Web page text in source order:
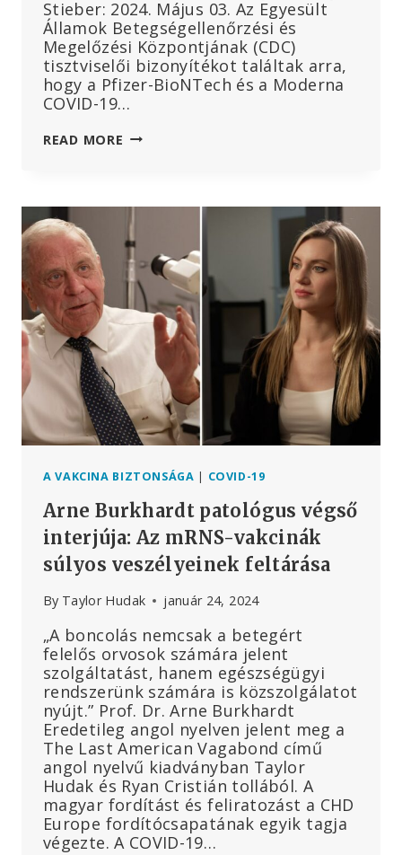
Stieber: 2024. Május 03. Az Egyesült
Államok Betegségellenőrzési és
Megelőzési Központjának (CDC)
tisztviselői bizonyítékot találtak arra,
hogy a Pfizer-BioNTech és a Moderna
COVID-19…
READ MORE EXKLUZÍV
ARRA,
HOGY
COVID-
19
VAKCINÁK
HALÁLESETEKET
OKOZTAK
A VAKCINA BIZTONSÁGA | COVID-19
Arne Burkhardt patológus végső
interjúja: Az mRNS-vakcinák
súlyos veszélyeinek feltárása
By Taylor Hudak január 24, 2024
„A boncolás nemcsak a betegért
felelős orvosok számára jelent
szolgáltatást, hanem egészségügyi
rendszerünk számára is közszolgálatot
nyújt.” Prof. Dr. Arne Burkhardt
Eredetileg angol nyelven jelent meg a
The Last American Vagabond című
angol nyelvű kiadványban Taylor
Hudak és Ryan Cristián tollából. A
magyar fordítást és feliratozást a CHD
Europe fordítócsapatának egyik tagja
végezte. A COVID-19…